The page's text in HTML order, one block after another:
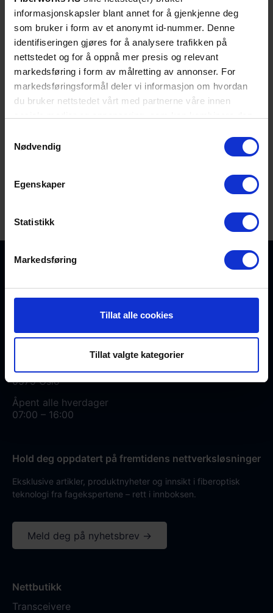
informasjonskapsler blant annet for å gjenkjenne deg
som bruker i form av et anonymt id-nummer. Denne
identifiseringen gjøres for å analysere trafikken på
nettstedet og for å oppnå mer presis og relevant
markedsføring i form av målretting av annonser. For
markedsføringsformål deler vi informasjon om hvordan
du bruker nettstedet vårt med partnerne våre innen
eller som de har samlet inn gjennom din bruk av
tjenestene deres. Les mer om hvilke opplysninger vi
personvernerklæring
Nødvendig
Egenskaper
Statistikk
Markedsføring
Tillat alle cookies
Tillat valgte kategorier
Brannklassifisering:
IEC 60331-25­
IEC 60332-3
IEC 60332-1
IEC 60754-1/2
IEC 61034-i/2
RN50200 - PH 120 @ 830°C­
CPR-klassifisering
+47 23 03 53 30
salg@fiberworks.no
Eikenga 11
0579 Oslo
Åpent alle hverdager
07:00 – 16:00
Hold deg oppdatert på fremtidens nettverksløsninger
Eksklusive artikler, produktnyheter og innsikt i fiberoptisk
teknologi fra fagekspertene – rett i innboksen.
Meld deg på nyhetsbrev →
Nettbutikk
Transceivere